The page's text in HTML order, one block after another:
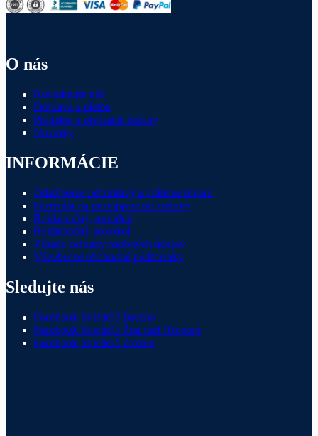
O nás
Kontaktujte nás
Doprava a platba
Predajne a otváracie hodiny
Novinky
INFORMÁCIE
Odstúpenie od zmluvy a vrátenie tovaru
Formulár na odstúpenie od zmluvy
Reklamačný poriadok
Reklamačný protokol
Zásady ochrany osobných údajov
Všeobecné obchodné podmienky
Sledujte nás
Facebook Svietidlá Brezno
Facebook Svietidlá Žiar nad Hronom
Facebook Svietidlá Zvolen